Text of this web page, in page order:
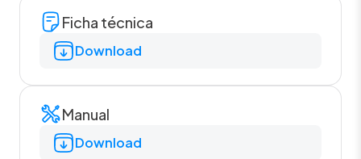
Ficha técnica
Download
Manual
Download